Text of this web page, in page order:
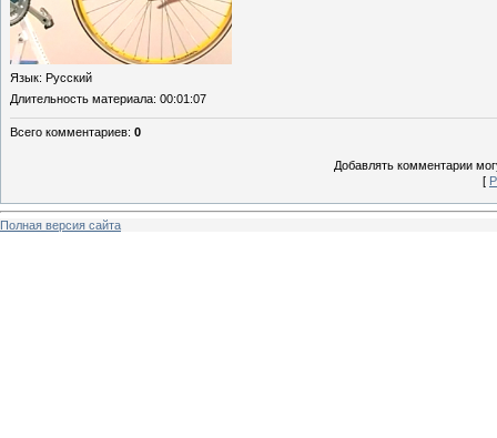
Язык: Русский
Длительность материала: 00:01:07
Всего комментариев: 0
Добавлять комментарии
[
Полная версия сайта